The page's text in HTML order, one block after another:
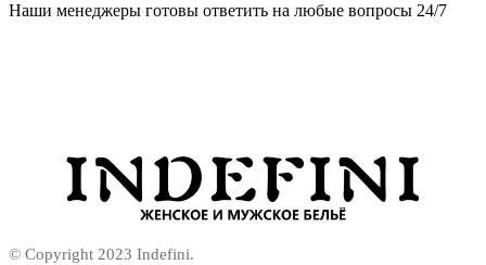
Наши менеджеры готовы ответить на любые вопросы 24/7
© Copyright 2023 Indefini.